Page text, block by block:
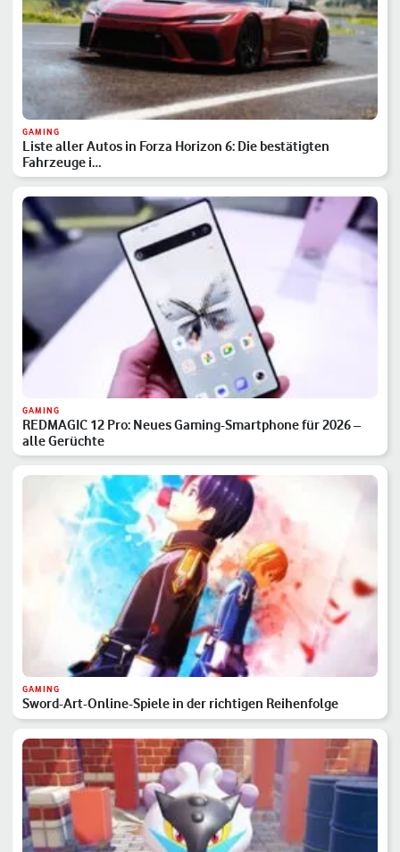
GAMING
Liste aller Autos in Forza Horizon 6: Die bestätigten
Fahrzeuge i…
GAMING
REDMAGIC 12 Pro: Neues Gaming-Smartphone für 2026 –
alle Gerüchte
GAMING
Sword-Art-Online-Spiele in der richtigen Reihenfolge